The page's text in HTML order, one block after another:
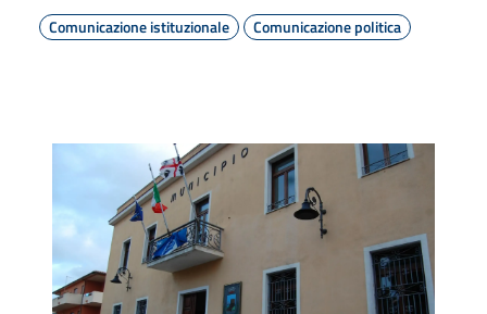
Comunicazione istituzionale
Comunicazione politica